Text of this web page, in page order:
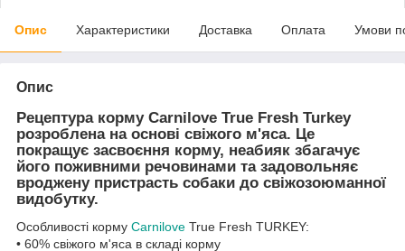
Опис Характеристики Доставка Оплата Умови
Опис
Рецептура корму Carnilove True Fresh Turkey
розроблена на основі свіжого м'яса. Це
покращує засвоєння корму, неабияк збагачує
його поживними речовинами та задовольняє
вроджену пристрасть собаки до свіжозоюманної
видобутку.
Особливості корму Carnilove True Fresh TURKEY:
• 60% свіжого м'яса в складі корму